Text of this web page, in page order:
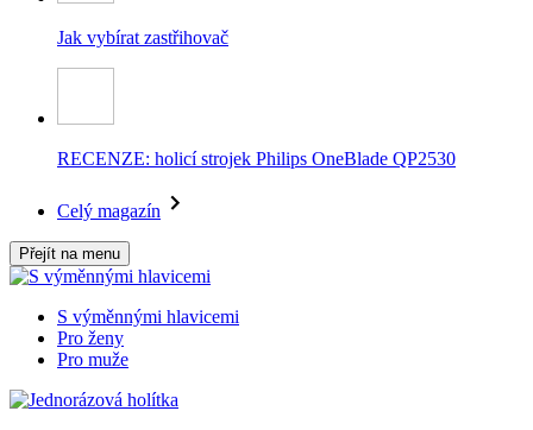
Jak vybírat zastřihovač
RECENZE: holicí strojek Philips OneBlade QP2530
Celý magazín
Přejít na menu
S výměnnými hlavicemi
Pro ženy
Pro muže